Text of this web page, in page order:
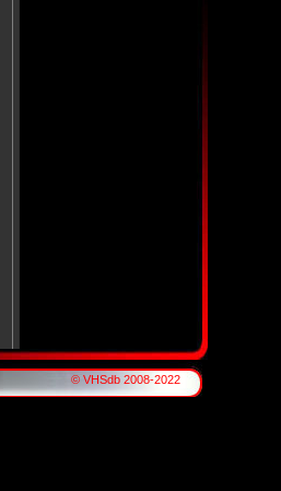
© VHSdb 2008-2022